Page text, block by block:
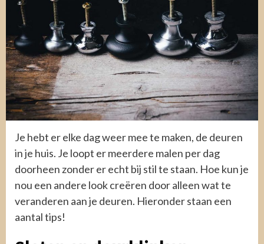
Je hebt er elke dag weer mee te maken, de deuren
in je huis. Je loopt er meerdere malen per dag
doorheen zonder er echt bij stil te staan. Hoe kun je
nou een andere look creëren door alleen wat te
veranderen aan je deuren. Hieronder staan een
aantal tips!